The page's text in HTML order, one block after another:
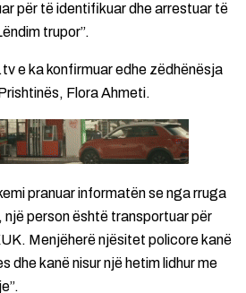
për të identifikuar dhe arrestuar të
trupor”.
e ka konfirmuar edhe zëdhënësja
Flora Ahmeti.
pranuar informatën se nga rruga
një person është transportuar për
Menjëherë njësitet policore kanë
dhe kanë nisur një hetim lidhur me